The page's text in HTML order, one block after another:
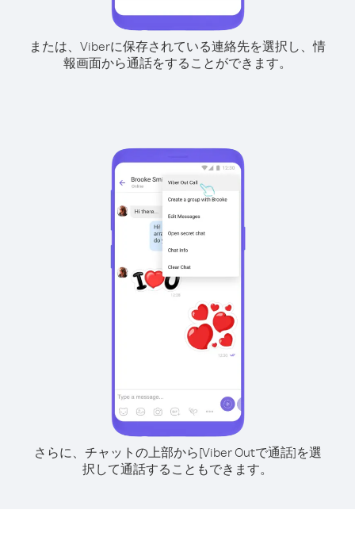
または、Viberに保存されている連絡先を選択し、情
報画面から通話をすることができます。
さらに、チャットの上部から[Viber Outで通話]を選
択して通話することもできます。